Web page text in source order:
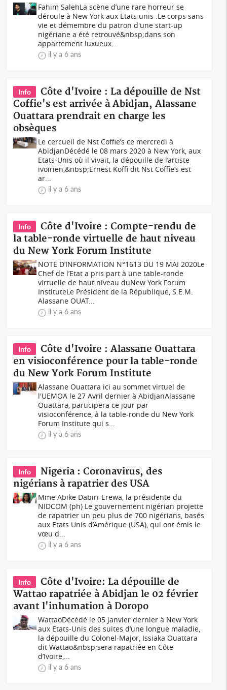
Fahim SalehLa scène d’une rare horreur se
déroule à New York aux Etats unis .Le corps sans
vie et démembre du patron d'une start-up
nigériane a été retrouvé&nbsp;dans son
appartement luxueux...
il y a 6 ans
Info
Côte d'Ivoire : La dépouille de Nst
Coffie's est arrivée à Abidjan, Alassane
Ouattara prendrait en charge les
obsèques
Le cercueil de Nst Coffie’s ce mercredi à
AbidjanDécédé le 08 mars 2020 à New York, aux
Etats-Unis où il vivait, la dépouille de l’artiste
ivoirien,&nbsp;Ernest Koffi dit Nst Coffie’s est
ar...
il y a 6 ans
Info
Côte d'Ivoire : Compte-rendu de
la table-ronde virtuelle de haut niveau
du New York Forum Institute
NOTE D’INFORMATION N°1613 DU 19 MAI 2020Le
Chef de l’Etat a pris part à une table-ronde
virtuelle de haut niveau duNew York Forum
InstituteLe Président de la République, S.E.M.
Alassane OUAT...
il y a 6 ans
Info
Côte d'Ivoire : Alassane Ouattara
en visioconférence pour la table-ronde
du New York Forum Institute
Alassane Ouattara ici au sommet virtuel de
l'UEMOA le 27 Avril dernier à AbidjanAlassane
Ouattara, participera ce jour par
visioconférence, à la table-ronde du New York
Forum Institute qui s...
il y a 6 ans
Info
Nigeria : Coronavirus, des
nigérians à rapatrier des USA
Mme Abike Dabiri-Erewa, la présidente du
NIDCOM (ph) Le gouvernement nigérian projette
de rapatrier un peu plus de 700 nigérians, basés
aux Etats Unis d’Amérique (USA), qui ont émis le
vœu d...
il y a 6 ans
Info
Côte d'Ivoire: La dépouille de
Wattao rapatriée à Abidjan le 02 février
avant l'inhumation à Doropo
WattaoDécédé le 05 janvier dernier à New York
aux Etats-Unis des suites d’une longue maladie,
la dépouille du Colonel-Major, Issiaka Ouattara
dit Wattao&nbsp;sera rapatriée en Côte
d’Ivoire,...
il y a 6 ans